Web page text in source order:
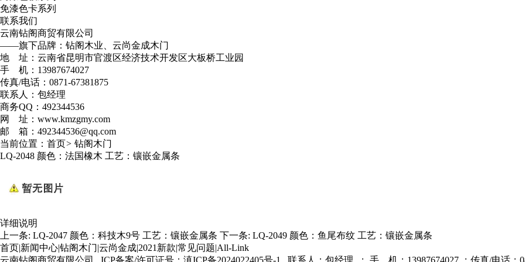
免漆色卡系列
联系我们
云南钻阁商贸有限公司
——旗下品牌：钻阁木业、云尚金成木门
地 址：云南省昆明市官渡区经济技术开发区大板桥工业园
手 机：13987674027
传真/电话：0871-67381875
联系人：包经理
商务QQ：492344536
网 址：www.kmzgmy.com
邮 箱：492344536@qq.com
当前位置： 首页> 钻阁木门
LQ-2048 颜色：法国橡木 工艺：镶嵌金属条
详细说明
上一条: LQ-2047 颜色：科技木9号 工艺：镶嵌金属条 下一条: LQ-2049 颜色：鱼尾布纹 工艺：镶嵌金属条
首页|新闻中心|钻阁木门|云尚金成|2021新款|常见问题|All-Link
云南钻阁商贸有限公司 ICP备案/许可证号： 滇ICP备2024022405号-1 联系人：包经理 ； 手 机：13987674027 ； 传真/电话：